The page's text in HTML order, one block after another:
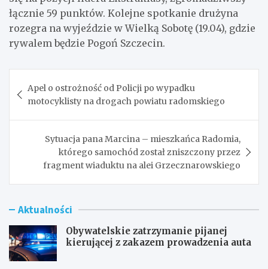
łącznie 59 punktów. Kolejne spotkanie drużyna
rozegra na wyjeździe w Wielką Sobotę (19.04), gdzie
rywalem będzie Pogoń Szczecin.
wpisu
Apel o ostrożność od Policji po wypadku
motocyklisty na drogach powiatu radomskiego
Sytuacja pana Marcina – mieszkańca Radomia,
którego samochód został zniszczony przez
fragment wiaduktu na alei Grzecznarowskiego
Aktualności
Obywatelskie zatrzymanie pijanej
kierującej z zakazem prowadzenia auta